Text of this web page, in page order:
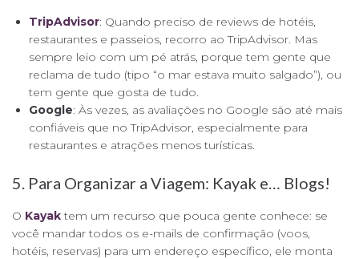
TripAdvisor: Quando preciso de reviews de hotéis,
restaurantes e passeios, recorro ao TripAdvisor. Mas
sempre leio com um pé atrás, porque tem gente que
reclama de tudo (tipo “o mar estava muito salgado”), ou
tem gente que gosta de tudo.
Google: Às vezes, as avaliações no Google são até mais
confiáveis que no TripAdvisor, especialmente para
restaurantes e atrações menos turísticas.
5. Para Organizar a Viagem: Kayak e… Blogs!
O Kayak tem um recurso que pouca gente conhece: se
você mandar todos os e-mails de confirmação (voos,
hotéis, reservas) para um endereço específico, ele monta